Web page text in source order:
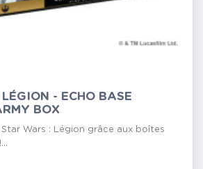
- ECHO BASE
BOX
Wars : Légion grâce aux boîtes